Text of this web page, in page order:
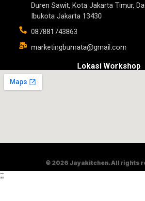
Duren Sawit, Kota Jakarta Timur,
Ibukota Jakarta 13430
087881743863
marketingbumata@gmail.com
Lokasi Workshop
© 2026 Jayakitchen. All rights
;;